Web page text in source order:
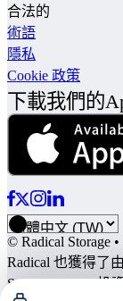
合法的
術語
隱私
Cookie 政策
下載我們的
© Radical Storage •
Radical 也獲得了
Scaleup Lazio”